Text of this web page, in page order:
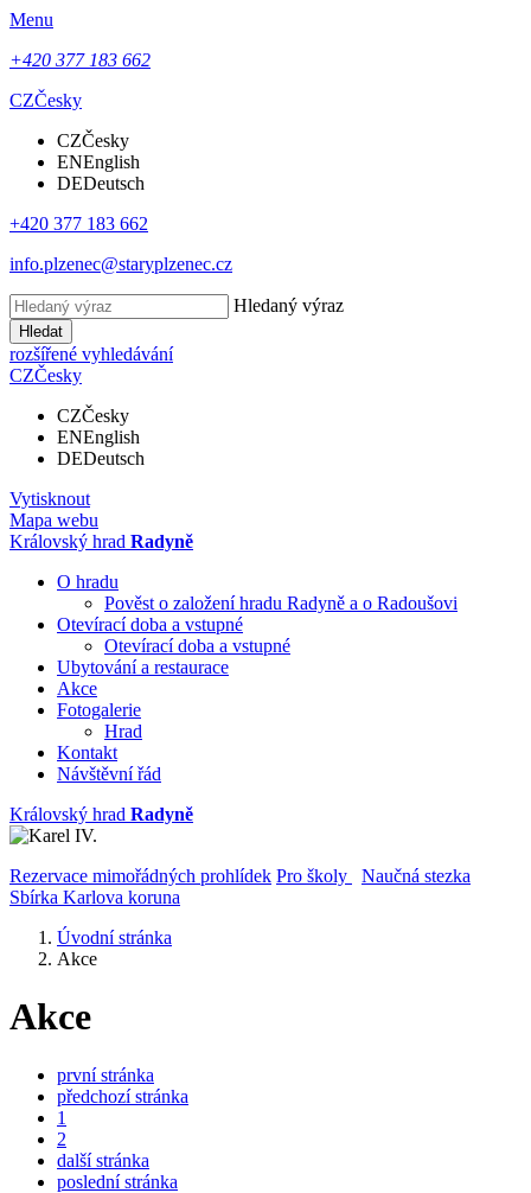
Menu
+420 377 183 662
CZČesky
CZČesky
ENEnglish
DEDeutsch
+420 377 183 662
info.plzenec@staryplzenec.cz
Hledaný výraz
Hledat
rozšířené vyhledávání
CZČesky
CZČesky
ENEnglish
DEDeutsch
Vytisknout
Mapa webu
Královský hrad Radyně
O hradu
Pověst o založení hradu Radyně a o Radoušovi
Otevírací doba a vstupné
Otevírací doba a vstupné
Ubytování a restaurace
Akce
Fotogalerie
Hrad
Kontakt
Návštěvní řád
Královský hrad Radyně
Rezervace mimořádných prohlídek Pro školy
Naučná stezka
Sbírka Karlova koruna
Úvodní stránka
Akce
Akce
první stránka
předchozí stránka
1
2
další stránka
poslední stránka